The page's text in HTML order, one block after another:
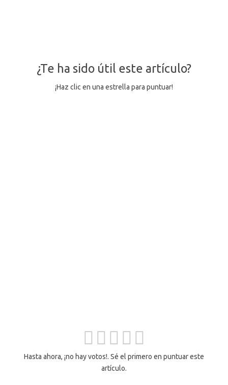
¿Te ha sido útil este artículo?
¡Haz clic en una estrella para puntuar!
Hasta ahora, ¡no hay votos!. Sé el primero en puntuar este
artículo.